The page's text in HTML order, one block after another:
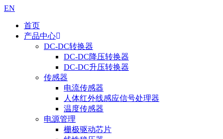
EN
首页
产品中心
DC-DC转换器
DC-DC降压转换器
DC-DC升压转换器
传感器
电流传感器
人体红外线感应信号处理器
温度传感器
电源管理
栅极驱动芯片